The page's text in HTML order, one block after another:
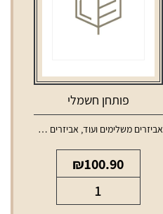
פותחן חשמלי
אביזרים משלימים ועוד, אביזרים משלימים לאלכוהול
₪100.90
של